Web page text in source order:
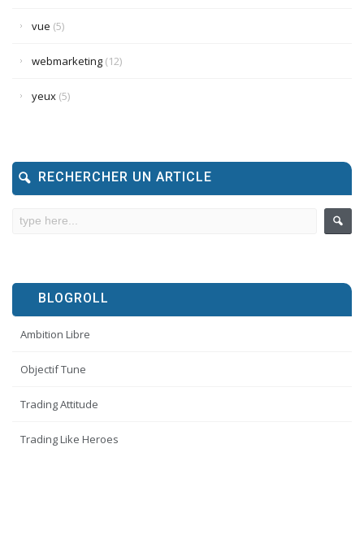
vue (5)
webmarketing (12)
yeux (5)
RECHERCHER UN ARTICLE
BLOGROLL
Ambition Libre
Objectif Tune
Trading Attitude
Trading Like Heroes